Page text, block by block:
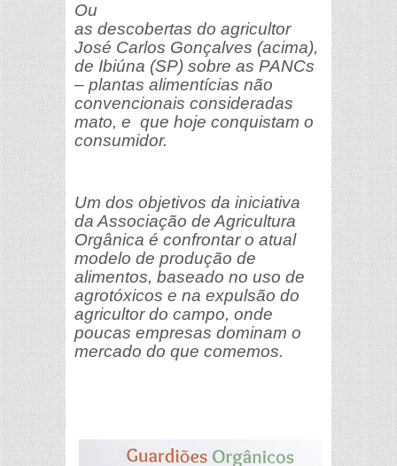
Ou
as descobertas do agricultor
José Carlos Gonçalves (acima),
de Ibiúna (SP) sobre as PANCs
– plantas alimentícias não
convencionais consideradas
mato, e que hoje conquistam o
consumidor.
Um dos objetivos da iniciativa
da Associação de Agricultura
Orgânica é confrontar o atual
modelo de produção de
alimentos, baseado no uso de
agrotóxicos e na expulsão do
agricultor do campo, onde
poucas empresas dominam o
mercado do que comemos.